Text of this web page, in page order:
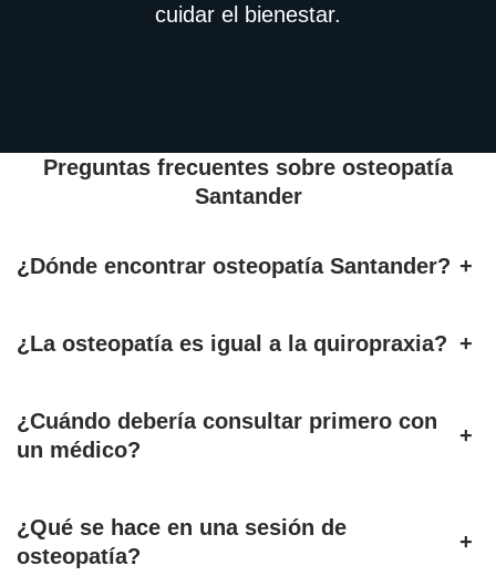
cuidar el bienestar.
Preguntas frecuentes sobre osteopatía
Santander
¿Dónde encontrar osteopatía Santander? +
¿La osteopatía es igual a la quiropraxia? +
¿Cuándo debería consultar primero con
un médico?
+
¿Qué se hace en una sesión de
osteopatía?
+